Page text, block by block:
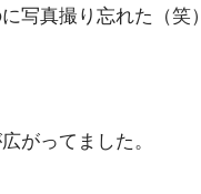
写真撮り忘れた（笑）
がってました。